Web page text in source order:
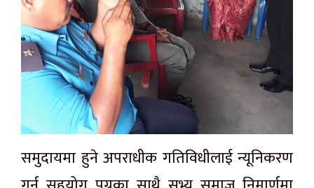
समुदायमा हुने अपराधीक गतिविधीलाई न्यूनिकरण